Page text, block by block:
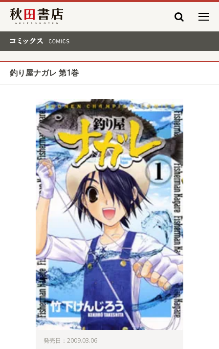
秋田書店
釣り屋ナガレ 第1巻
発売日：2009.03.06